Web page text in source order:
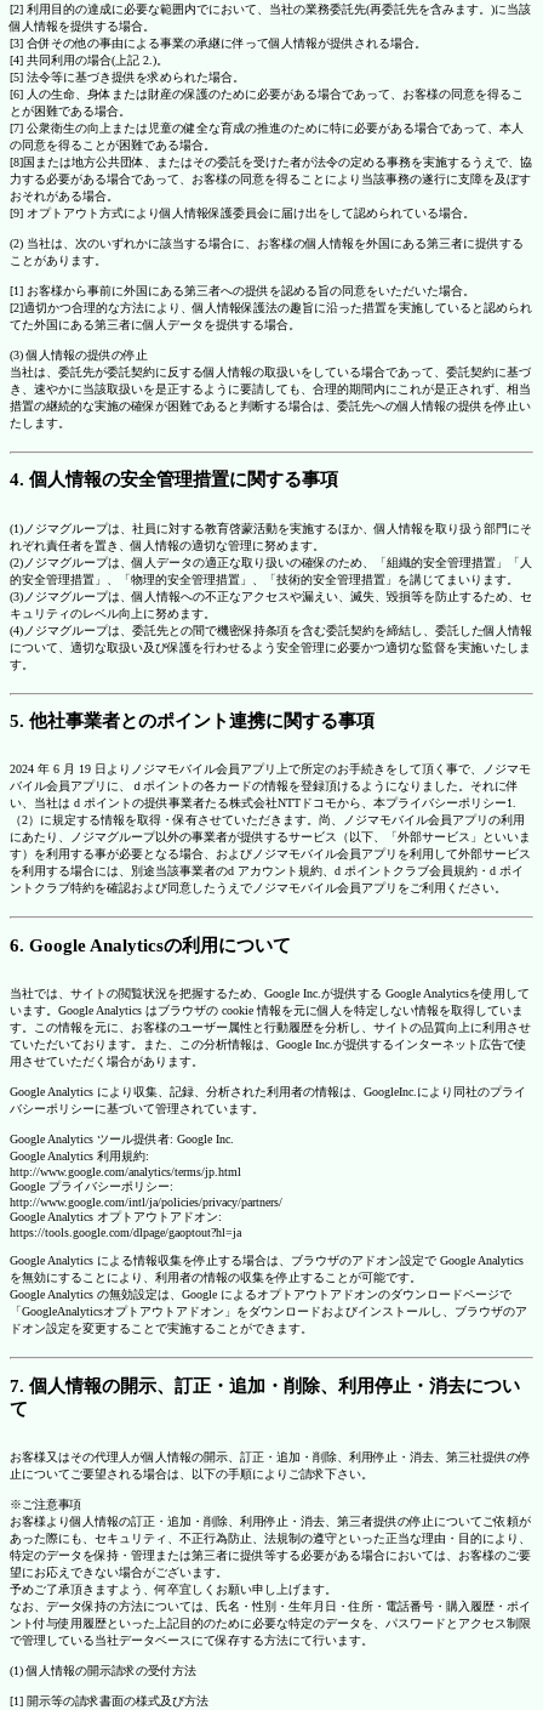
[2] 利用目的の達成に必要な範囲内でにおいて、当社の業務委託先(再委託先を含みます。)に当該
個人情報を提供する場合。
[3] 合併その他の事由による事業の承継に伴って個人情報が提供される場合。
[4] 共同利用の場合(上記 2.)。
[5] 法令等に基づき提供を求められた場合。
[6] 人の生命、身体または財産の保護のために必要がある場合であって、お客様の同意を得るこ
とが困難である場合。
[7] 公衆衛生の向上または児童の健全な育成の推進のために特に必要がある場合であって、本人
の同意を得ることが困難である場合。
[8]国または地方公共団体、またはその委託を受けた者が法令の定める事務を実施するうえで、協
力する必要がある場合であって、お客様の同意を得ることにより当該事務の遂行に支障を及ぼす
おそれがある場合。
[9] オプトアウト方式により個人情報保護委員会に届け出をして認められている場合。
(2) 当社は、次のいずれかに該当する場合に、お客様の個人情報を外国にある第三者に提供する
ことがあります。
[1] お客様から事前に外国にある第三者への提供を認める旨の同意をいただいた場合。
[2]適切かつ合理的な方法により、個人情報保護法の趣旨に沿った措置を実施していると認められ
てた外国にある第三者に個人データを提供する場合。
(3) 個人情報の提供の停止
当社は、委託先が委託契約に反する個人情報の取扱いをしている場合であって、委託契約に基づ
き、速やかに当該取扱いを是正するように要請しても、合理的期間内にこれが是正されず、相当
措置の継続的な実施の確保が困難であると判断する場合は、委託先への個人情報の提供を停止い
たします。
4. 個人情報の安全管理措置に関する事項
(1)ノジマグループは、社員に対する教育啓蒙活動を実施するほか、個人情報を取り扱う部門にそ
れぞれ責任者を置き、個人情報の適切な管理に努めます。
(2)ノジマグループは、個人データの適正な取り扱いの確保のため、「組織的安全管理措置」「人
的安全管理措置」、「物理的安全管理措置」、「技術的安全管理措置」を講じてまいります。
(3)ノジマグループは、個人情報への不正なアクセスや漏えい、滅失、毀損等を防止するため、セ
キュリティのレベル向上に努めます。
(4)ノジマグループは、委託先との間で機密保持条項を含む委託契約を締結し、委託した個人情報
について、適切な取扱い及び保護を行わせるよう安全管理に必要かつ適切な監督を実施いたしま
す。
5. 他社事業者とのポイント連携に関する事項
2024 年 6 月 19 日よりノジマモバイル会員アプリ上で所定のお手続きをして頂く事で、ノジマモ
バイル会員アプリに、ｄポイントの各カードの情報を登録頂けるようになりました。それに伴
い、当社は d ポイントの提供事業者たる株式会社NTTドコモから、本プライバシーポリシー1.
（2）に規定する情報を取得・保有させていただきます。尚、ノジマモバイル会員アプリの利用
にあたり、ノジマグループ以外の事業者が提供するサービス（以下、「外部サービス」といいま
す）を利用する事が必要となる場合、およびノジマモバイル会員アプリを利用して外部サービス
を利用する場合には、別途当該事業者のd アカウント規約、d ポイントクラブ会員規約・d ポイ
ントクラブ特約を確認および同意したうえでノジマモバイル会員アプリをご利用ください。
6. Google Analyticsの利用について
当社では、サイトの閲覧状況を把握するため、Google Inc.が提供する Google Analyticsを使用して
います。Google Analytics はブラウザの cookie 情報を元に個人を特定しない情報を取得していま
す。この情報を元に、お客様のユーザー属性と行動履歴を分析し、サイトの品質向上に利用させ
ていただいております。また、この分析情報は、Google Inc.が提供するインターネット広告で使
用させていただく場合があります。
Google Analytics により収集、記録、分析された利用者の情報は、GoogleInc.により同社のプライ
バシーポリシーに基づいて管理されています。
Google Analytics ツール提供者: Google Inc.
Google Analytics 利用規約:
http://www.google.com/analytics/terms/jp.html
Google プライバシーポリシー:
http://www.google.com/intl/ja/policies/privacy/partners/
Google Analytics オプトアウトアドオン:
https://tools.google.com/dlpage/gaoptout?hl=ja
Google Analytics による情報収集を停止する場合は、ブラウザのアドオン設定で Google Analytics
を無効にすることにより、利用者の情報の収集を停止することが可能です。
Google Analytics の無効設定は、Google によるオプトアウトアドオンのダウンロードページで
「GoogleAnalyticsオプトアウトアドオン」をダウンロードおよびインストールし、ブラウザのア
ドオン設定を変更することで実施することができます。
7. 個人情報の開示、訂正・追加・削除、利用停止・消去につい
て
お客様又はその代理人が個人情報の開示、訂正・追加・削除、利用停止・消去、第三社提供の停
止についてご要望される場合は、以下の手順によりご請求下さい。
※ご注意事項
お客様より個人情報の訂正・追加・削除、利用停止・消去、第三者提供の停止についてご依頼が
あった際にも、セキュリティ、不正行為防止、法規制の遵守といった正当な理由・目的により、
特定のデータを保持・管理または第三者に提供等する必要がある場合においては、お客様のご要
望にお応えできない場合がございます。
予めご了承頂きますよう、何卒宜しくお願い申し上げます。
なお、データ保持の方法については、氏名・性別・生年月日・住所・電話番号・購入履歴・ポイ
ント付与使用履歴といった上記目的のために必要な特定のデータを、パスワードとアクセス制限
で管理している当社データベースにて保存する方法にて行います。
(1) 個人情報の開示請求の受付方法
[1] 開示等の請求書面の様式及び方法